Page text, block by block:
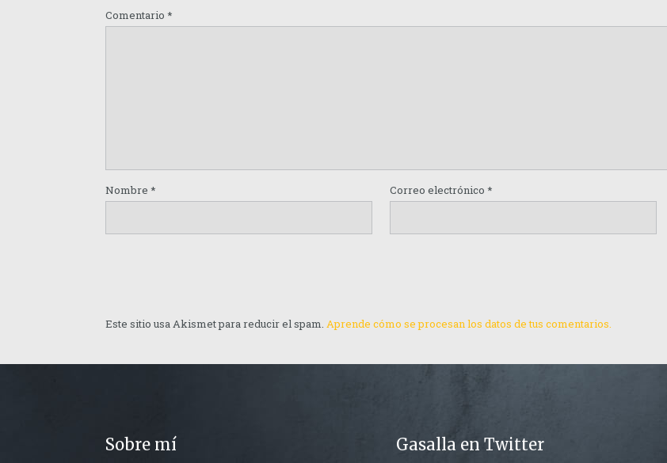
Comentario *
Nombre * Correo electrónico *
Este sitio usa Akismet para reducir el spam. Aprende cómo se procesan los datos de tus comentarios.
Sobre mí Gasalla en Twitter